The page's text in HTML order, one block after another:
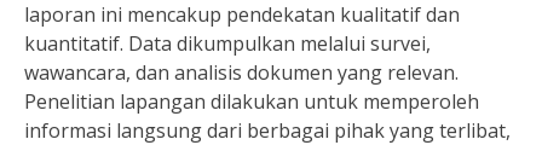
laporan ini mencakup pendekatan kualitatif dan
kuantitatif. Data dikumpulkan melalui survei,
wawancara, dan analisis dokumen yang relevan.
Penelitian lapangan dilakukan untuk memperoleh
informasi langsung dari berbagai pihak yang terlibat,